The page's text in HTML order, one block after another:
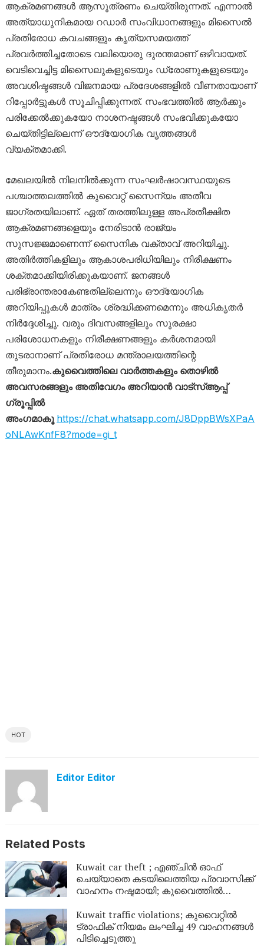
ആക്രമണങ്ങൾ ആസൂത്രണം ചെയ്തിരുന്നത്. എന്നാൽ
അത്യാധുനികമായ റഡാർ സംവിധാനങ്ങളും മിസൈൽ
പ്രതിരോധ കവചങ്ങളും കൃത്യസമയത്ത്
പ്രവർത്തിച്ചതോടെ വലിയൊരു ദുരന്തമാണ് ഒഴിവായത്.
വെടിവെച്ചിട്ട മിസൈലുകളുടെയും ഡ്രോണുകളുടെയും
അവശിഷ്ടങ്ങൾ വിജനമായ പ്രദേശങ്ങളിൽ വീണതായാണ്
റിപ്പോർട്ടുകൾ സൂചിപ്പിക്കുന്നത്. സംഭവത്തിൽ ആർക്കും
പരിക്കേൽക്കുകയോ നാശനഷ്ടങ്ങൾ സംഭവിക്കുകയോ
ചെയ്തിട്ടില്ലെന്ന് ഔദ്യോഗിക വൃത്തങ്ങൾ
വ്യക്തമാക്കി.
മേഖലയിൽ നിലനിൽക്കുന്ന സംഘർഷാവസ്ഥയുടെ
പശ്ചാത്തലത്തിൽ കുവൈറ്റ് സൈന്യം അതീവ
ജാഗ്രതയിലാണ്. ഏത് തരത്തിലുള്ള അപ്രതീക്ഷിത
ആക്രമണങ്ങളെയും നേരിടാൻ രാജ്യം
സുസജ്ജമാണെന്ന് സൈനിക വക്താവ് അറിയിച്ചു.
അതിർത്തികളിലും ആകാശപരിധിയിലും നിരീക്ഷണം
ശക്തമാക്കിയിരിക്കുകയാണ്. ജനങ്ങൾ
പരിഭ്രാന്തരാകേണ്ടതില്ലെന്നും ഔദ്യോഗിക
അറിയിപ്പുകൾ മാത്രം ശ്രദ്ധിക്കണമെന്നും അധികൃതർ
നിർദ്ദേശിച്ചു. വരും ദിവസങ്ങളിലും സുരക്ഷാ
പരിശോധനകളും നിരീക്ഷണങ്ങളും കർശനമായി
തുടരാനാണ് പ്രതിരോധ മന്ത്രാലയത്തിന്റെ
തീരുമാനം.കുവൈത്തിലെ വാർത്തകളും തൊഴിൽ
അവസരങ്ങളും അതിവേഗം അറിയാൻ വാട്സ്ആപ്പ്
ഗ്രൂപ്പിൽ
അംഗമാകൂ https://chat.whatsapp.com/J8DppBWsXPaA
oNLAwKnfF8?mode=gi_t
HOT
Editor Editor
Related Posts
Kuwait car theft ; എഞ്ചിൻ ഓഫ്
ചെയ്യാതെ കടയിലെത്തിയ പ്രവാസിക്ക്
വാഹനം നഷ്ടമായി; കുവൈത്തില്‍
Kuwait traffic violations; കുവൈറ്റിൽ
ട്രാഫിക് നിയമം ലംഘിച്ച 49 വാഹനങ്ങൾ
പിടിച്ചെടുത്തു